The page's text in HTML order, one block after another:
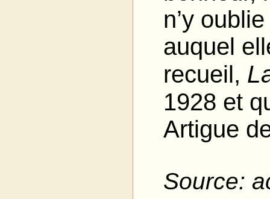
n’y
auquel
recueil,
1928 et
Artigue
Source: